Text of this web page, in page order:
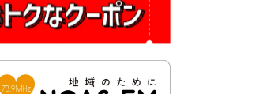
集！
2026年7月31日 第６次豊前市